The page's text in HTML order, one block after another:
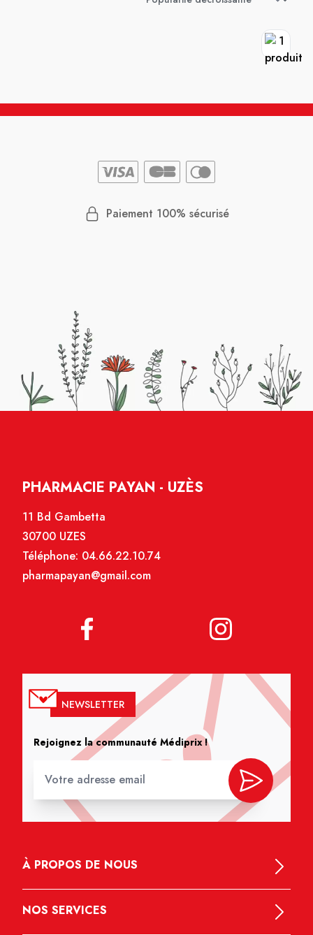
Paiement 100% sécurisé
PHARMACIE PAYAN - UZÈS
11 Bd Gambetta
30700 UZES
Téléphone: 04.66.22.10.74
pharmapayan@gmail.com
NEWSLETTER
Rejoignez la communauté Médiprix !
À PROPOS DE NOUS
NOS SERVICES